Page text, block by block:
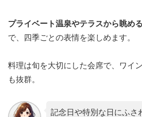
プライベート温泉やテラスから眺め
で、四季ごとの表情を楽しめます。
料理は旬を大切にした会席で、ワイ
も抜群。
記念日や特別な日にふさ